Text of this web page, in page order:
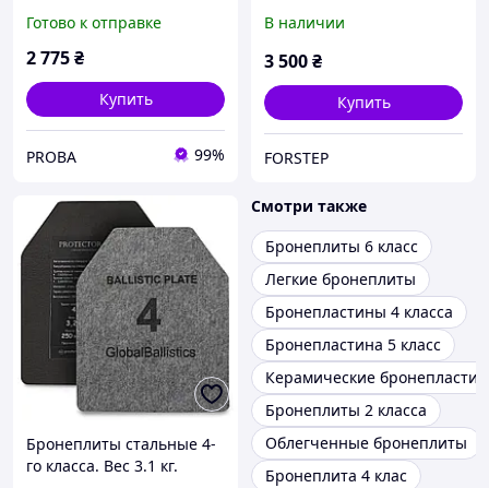
Готово к отправке
2 775₴
Купить
PROBA 99%
В наличии
3 500₴
Купить
FORSTEP
Бронеплиты стальные 4-
го класса. Вес 3.1 кг.
Смотри также
Бронеплиты 6 класс
Легкие бронеплиты
Бронепластины 4 класса
Бронепластина 5 класс
Керамические
Бронеплиты 2 класса
Облегченные бронеплиты
Бронеплита 4 клас